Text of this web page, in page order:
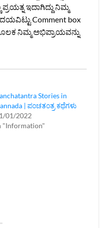
ಇದಾಗಿದ್ದು ನಿಮ್ಮ
Comment box
ನಿಮ್ಮ ಅಭಿಪ್ರಾಯವನ್ನು
Stories in
| ಪಂಚತಂತ್ರ ಕಥೆಗಳು
01/2022
"Information"